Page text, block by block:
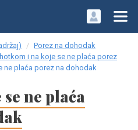
Porez na dohodak
i na koje se ne plaća porez
ne plaća porez na dohodak
ne plaća